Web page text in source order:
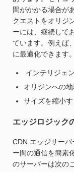
間がかかる場合が
クエストをオリジ
ーには、継続して
ています。例えば
に最適化できます。
インテリジェ
オリジンへの
サイズを縮小
エッジロジック
CDN エッジサー
ー間の通信を簡素
のサーバーは次の